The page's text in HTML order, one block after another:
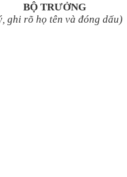
BỘ TRƯỞNG
ghi rõ họ tên và đóng dấu)